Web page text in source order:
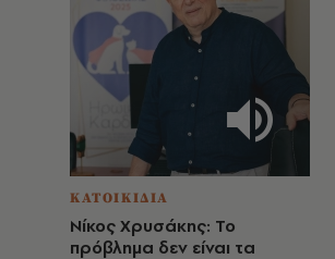
ΚΑΤΟΙΚΙΔΙΑ
Νίκος Χρυσάκης: Το
πρόβλημα δεν είναι τα